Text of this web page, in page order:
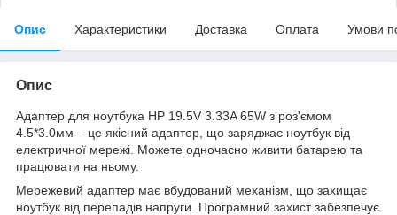
Опис Характеристики Доставка Оплата Умови
Опис
Адаптер для ноутбука HP 19.5V 3.33A 65W з роз'ємом
4.5*3.0мм – це якісний адаптер, що заряджає ноутбук від
електричної мережі. Можете одночасно живити батарею та
працювати на ньому.
Мережевий адаптер має вбудований механізм, що захищає
ноутбук від перепадів напруги. Програмний захист забезпечує